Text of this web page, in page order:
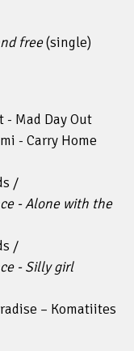
free(single)
- Mad Day Out
- Carry Home
/
- Alone with the
/
- Silly girl
– Komatiites